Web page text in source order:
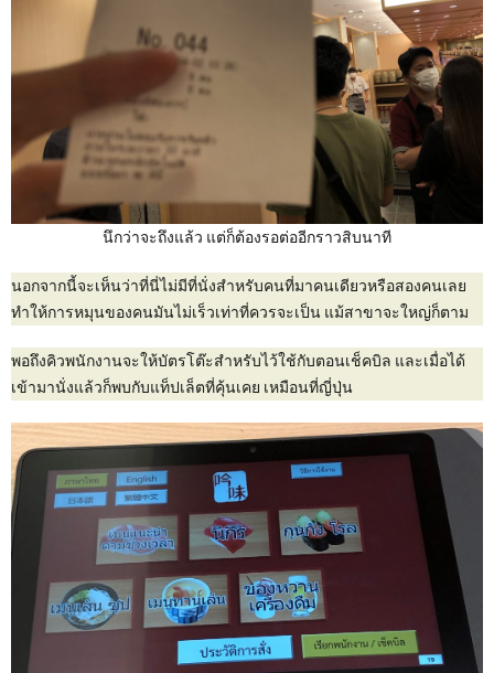
นึกว่าจะถึงแล้ว แต่ก็ต้องรอต่ออีกราวสิบนาที
นอกจากนี้จะเห็นว่าที่นี่ไม่มีที่นั่งสำหรับคนที่มาคนเดียวหรือสองคนเลย
ทำให้การหมุนของคนมันไม่เร็วเท่าที่ควรจะเป็น แม้สาขาจะใหญ่ก็ตาม
พอถึงคิวพนักงานจะให้บัตรโต๊ะสำหรับไว้ใช้กับตอนเช็คบิล และเมื่อได้
เข้ามานั่งแล้วก็พบกับแท็ปเล็ตที่คุ้นเคย เหมือนที่ญี่ปุ่น